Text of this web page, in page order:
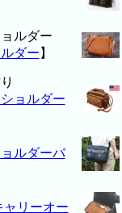
ルダー
ダー 】
ョルダー
ルダーバ
ャリーオー